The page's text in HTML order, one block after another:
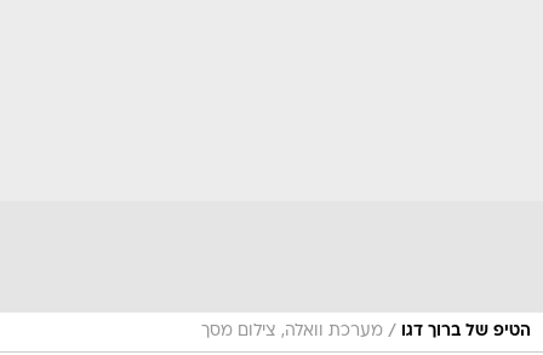
הטיפ של ברוך דגו / מערכת וואלה, צילום מסך